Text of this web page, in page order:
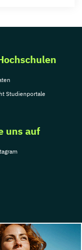
Studienportale
uns auf